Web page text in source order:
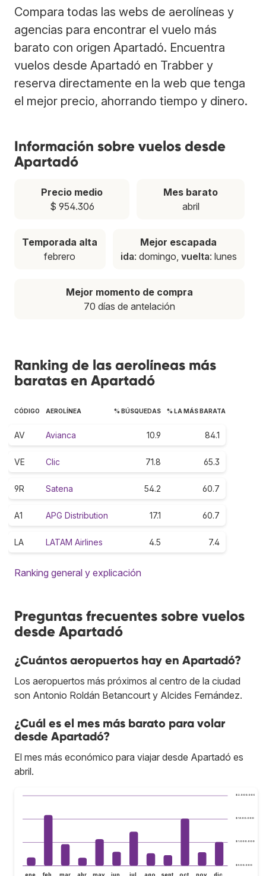
Compara todas las webs de aerolíneas y
agencias para encontrar el vuelo más
barato con origen Apartadó. Encuentra
vuelos desde Apartadó en Trabber y
reserva directamente en la web que tenga
el mejor precio, ahorrando tiempo y dinero.
Información sobre vuelos desde
Apartadó
Precio medio
$ 954.306
Mes barato
abril
Temporada alta
febrero
Mejor escapada
ida: domingo, vuelta: lunes
Mejor momento de compra
70 días de antelación
Ranking de las aerolíneas más
baratas en Apartadó
CÓDIGO AEROLÍNEA % BÚSQUEDAS % LA MÁS BARATA
AV Avianca 10.9 84.1
VE Clic 71.8 65.3
9R Satena 54.2 60.7
A1 APG Distribution 17.1 60.7
LA LATAM Airlines 4.5 7.4
Ranking general y explicación
Preguntas frecuentes sobre vuelos
desde Apartadó
¿Cuántos aeropuertos hay en Apartadó?
Los aeropuertos más próximos al centro de la ciudad
son Antonio Roldán Betancourt y Alcides Fernández.
¿Cuál es el mes más barato para volar
desde Apartadó?
El mes más económico para viajar desde Apartadó es
abril.
$ 500.000
$ 1.000.000
$ 1.500.000
$ 2.000.000
ene. feb. mar. abr. may. jun. jul. ago. sept. oct. nov. dic.